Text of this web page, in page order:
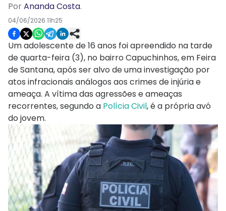
PorAnanda Costa.
04/06/2026 11h25
Um adolescente de 16 anos foi apreendido na tarde
de quarta-feira (3), no bairro Capuchinhos, em Feira
de Santana, após ser alvo de uma investigação por
atos infracionais análogos aos crimes de injúria e
ameaça. A vítima das agressões e ameaças
recorrentes, segundo a Polícia Civil, é a própria avó
do jovem.